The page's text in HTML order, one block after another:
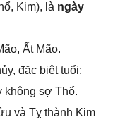
Kim), là ngày
Ất Mão.
đặc biệt tuổi:
khônɡ ѕợ Thổ.
và Tỵ thành Kim